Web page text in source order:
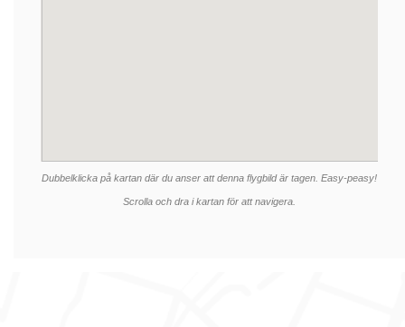
Dubbelklicka på kartan där du anser att denna flygbild är tagen. Easy-peasy!
Scrolla och dra i kartan för att navigera.